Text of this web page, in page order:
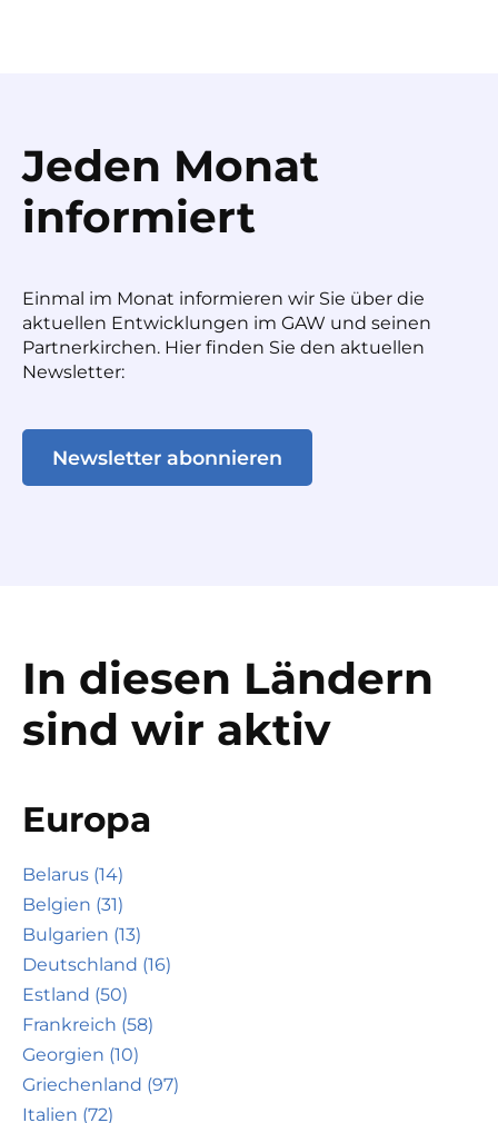
Jeden Monat
informiert
Einmal im Monat informieren wir Sie über die
aktuellen Entwicklungen im GAW und seinen
Partnerkirchen. Hier finden Sie den aktuellen
Newsletter:
Newsletter abonnieren
In diesen Ländern
sind wir aktiv
Europa
Belarus (14)
Belgien (31)
Bulgarien (13)
Deutschland (16)
Estland (50)
Frankreich (58)
Georgien (10)
Griechenland (97)
Italien (72)